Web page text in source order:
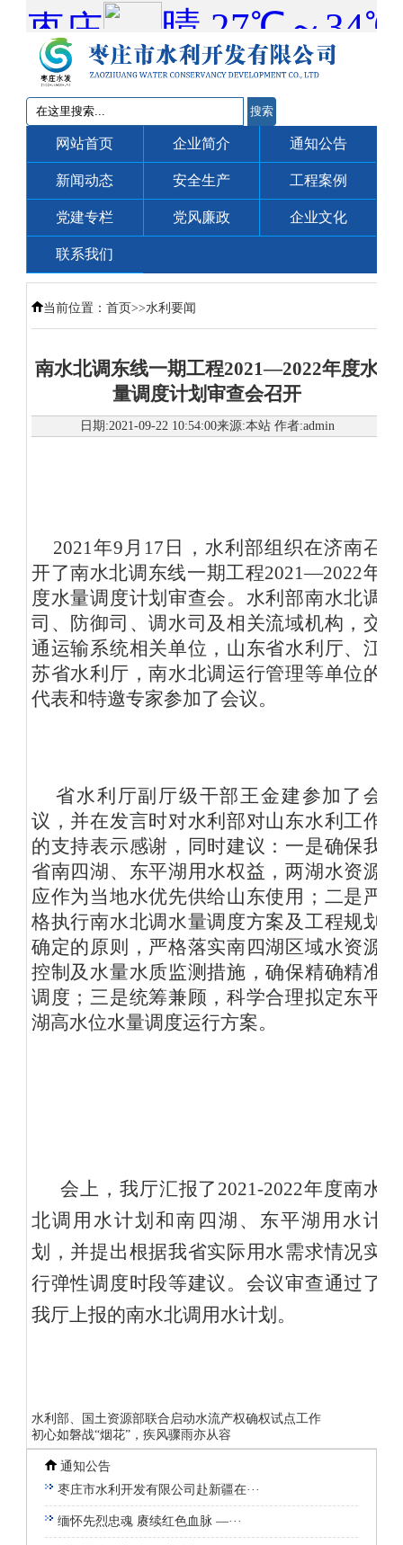
搜索
网站首页 企业简介 通知公告
新闻动态 安全生产 工程案例
党建专栏 党风廉政 企业文化
联系我们
当前位置： 首页>>水利要闻
南水北调东线一期工程2021—2022年度水
量调度计划审查会召开
日期:2021-09-22 10:54:00来源:本站 作者:admin
2021年9月17日，水利部组织在济南召
开了南水北调东线一期工程2021—2022年
度水量调度计划审查会。水利部南水北调
司、防御司、调水司及相关流域机构，交
通运输系统相关单位，山东省水利厅、江
苏省水利厅，南水北调运行管理等单位的
代表和特邀专家参加了会议。
省水利厅副厅级干部王金建参加了会
议，并在发言时对水利部对山东水利工作
的支持表示感谢，同时建议：一是确保我
省南四湖、东平湖用水权益，两湖水资源
应作为当地水优先供给山东使用；二是严
格执行南水北调水量调度方案及工程规划
确定的原则，严格落实南四湖区域水资源
控制及水量水质监测措施，确保精确精准
调度；三是统筹兼顾，科学合理拟定东平
湖高水位水量调度运行方案。
会上，我厅汇报了2021-2022年度南水
北调用水计划和南四湖、东平湖用水计
划，并提出根据我省实际用水需求情况实
行弹性调度时段等建议。会议审查通过了
我厅上报的南水北调用水计划。
水利部、国土资源部联合启动水流产权确权试点工作
初心如磐战“烟花”，疾风骤雨亦从容
通知公告
枣庄市水利开发有限公司赴新疆在···
缅怀先烈忠魂 赓续红色血脉 —···